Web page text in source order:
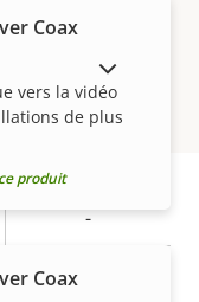
–
-
Coax
vers la vidéo
de plus
produit
Coax